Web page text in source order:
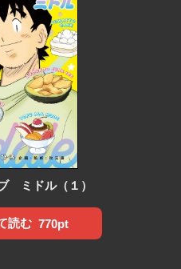
ミドル（１）
読む 770pt